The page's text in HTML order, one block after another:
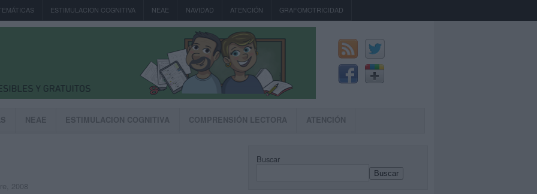
ESTIMULACION COGNITIVA NEAE NAVIDAD ATENCIÓN GRAFOMOTRICIDAD
NEAE ESTIMULACION COGNITIVA COMPRENSIÓN LECTORA ATENCIÓN
2008
Buscar
Buscar